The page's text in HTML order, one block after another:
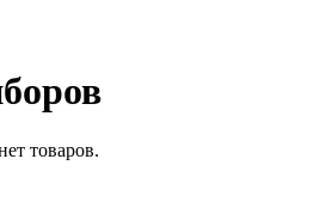
товаров.